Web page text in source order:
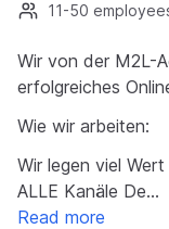
11-50
Wir von der M2L-
erfolgreiches
Wie wir arbeiten:
Wir legen viel
ALLE Kanäle De…
Read more